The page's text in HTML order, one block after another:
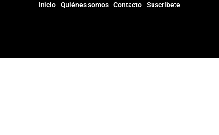
Inicio Quiénes somos Contacto Suscríbete